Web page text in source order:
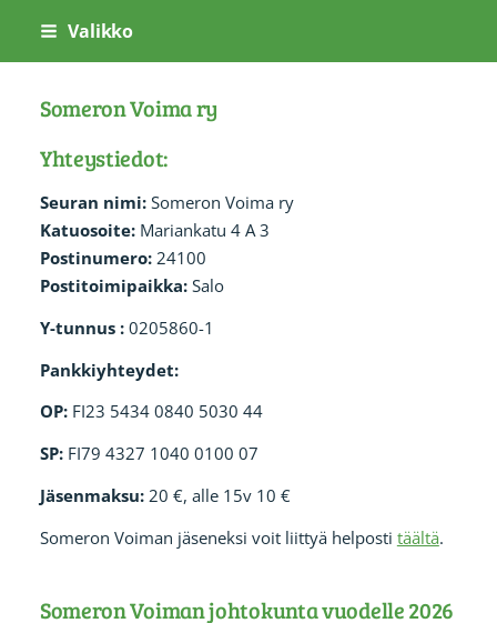
Siirry
Valikko
Someron Voima ry
Yhteystiedot:
Seuran nimi:Someron Voima ry
Katuosoite:Mariankatu 4 A 3
Postinumero: 24100
Postitoimipaikka:Salo
Y-tunnus :0205860-1
Pankkiyhteydet:
OP: FI23 5434 0840 5030 44
SP: FI79 4327 1040 0100 07
Jäsenmaksu:20 €, alle 15v 10 €
Someron Voiman jäseneksi voit liittyä helposti täältä.
Someron Voiman johtokunta vuodelle 2026